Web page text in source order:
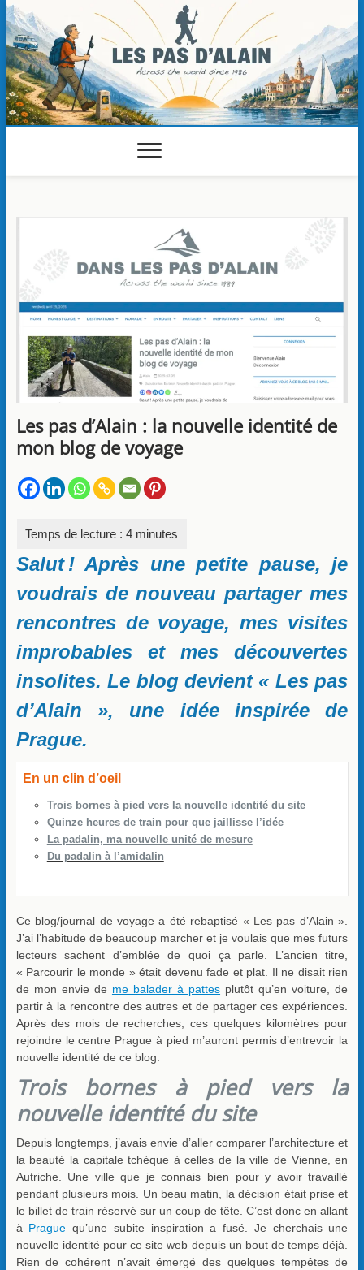
Skip
to
content
Les pas d'Alain
Les pas d’Alain : la nouvelle identité de
mon blog de voyage
Salut ! Après une petite pause, je
voudrais de nouveau partager mes
rencontres de voyage, mes visites
improbables et mes découvertes
insolites. Le blog devient « Les pas
d’Alain », une idée inspirée de
Prague.
En un clin d’oeil
Trois bornes à pied vers la nouvelle identité du site
Quinze heures de train pour que jaillisse l’idée
La padalin, ma nouvelle unité de mesure
Du padalin à l’amidalin
Ce blog/journal de voyage a été rebaptisé « Les pas d’Alain ».
J’ai l’habitude de beaucoup marcher et je voulais que mes futurs
lecteurs sachent d’emblée de quoi ça parle. L’ancien titre,
« Parcourir le monde » était devenu fade et plat. Il ne disait rien
de mon envie de me balader à pattes plutôt qu’en voiture, de
partir à la rencontre des autres et de partager ces expériences.
Après des mois de recherches, ces quelques kilomètres pour
rejoindre le centre Prague à pied m’auront permis d’entrevoir la
nouvelle identité de ce blog.
Trois bornes à pied vers la
nouvelle identité du site
Depuis longtemps, j’avais envie d’aller comparer l’architecture et
la beauté la capitale tchèque à celles de la ville de Vienne, en
Autriche. Une ville que je connais bien pour y avoir travaillé
pendant plusieurs mois. Un beau matin, la décision était prise et
le billet de train réservé sur un coup de tête. C’est donc en allant
à Prague qu’une subite inspiration a fusé. Je cherchais une
nouvelle identité pour ce site web depuis un bout de temps déjà.
Rien de cohérent n’avait émergé des quelques tempêtes de